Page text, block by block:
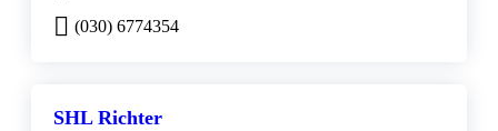
(030) 6774354
SHL Richter